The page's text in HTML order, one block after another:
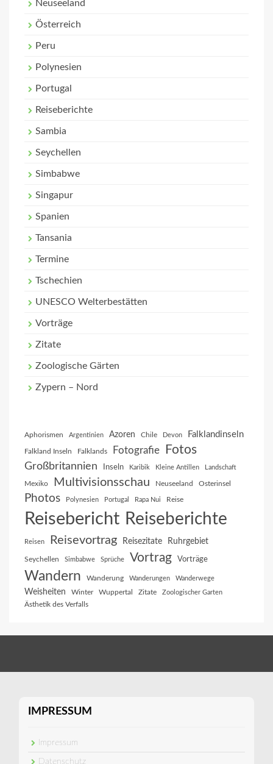
Neuseeland
Österreich
Peru
Polynesien
Portugal
Reiseberichte
Sambia
Seychellen
Simbabwe
Singapur
Spanien
Tansania
Termine
Tschechien
UNESCO Welterbestätten
Vorträge
Zitate
Zoologische Gärten
Zypern – Nord
Aphorismen Argentinien Azoren Chile Devon Falklandinseln
Falkland Inseln Falklands Fotografie Fotos
Großbritannien Inseln Karibik Kleine Antillen Landschaft
Mexiko Multivisionsschau Neuseeland Osterinsel
Photos Polynesien Portugal Rapa Nui Reise
Reisebericht Reiseberichte
Reisen Reisevortrag Reisezitate Ruhrgebiet
Seychellen Simbabwe Sprüche Vortrag Vorträge
Wandern Wanderung Wanderungen Wanderwege
Weisheiten Winter Wuppertal Zitate Zoologischer Garten
Ästhetik des Verfalls
IMPRESSUM
Impressum
Datenschutz